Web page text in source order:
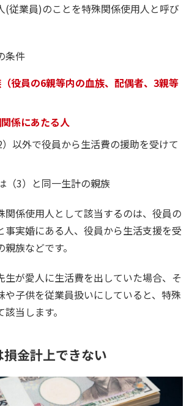
(従業員)のことを特殊関係使用人と呼び
条件
（役員の6親等内の血族、配偶者、3親等
関係にあたる人
）以外で役員から生活費の援助を受けて
（3）と同一生計の親族
関係使用人として該当するのは、役員の
事実婚にある人、役員から生活支援を受
族などです。
生が愛人に生活費を出していた場合、そ
や子供を従業員扱いにしていると、特殊
当します。
金計上できない